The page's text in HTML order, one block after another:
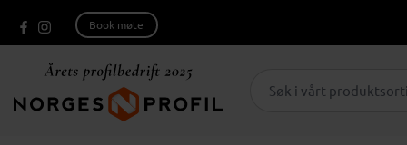
Book møte